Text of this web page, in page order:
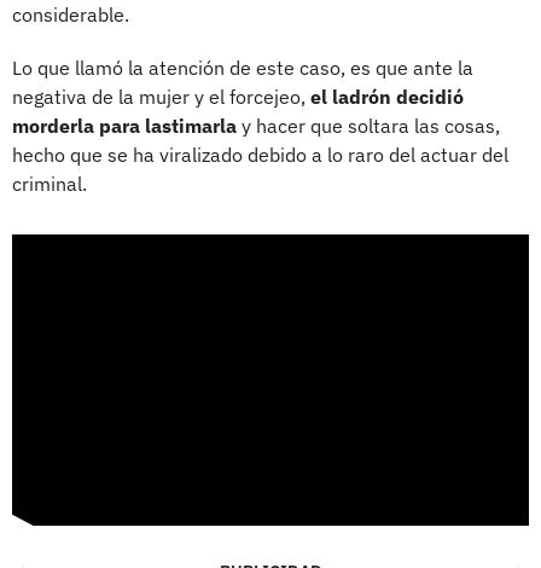
considerable.
Lo que llamó la atención de este caso, es que ante la
negativa de la mujer y el forcejeo, el ladrón decidió
morderla para lastimarla y hacer que soltara las cosas,
hecho que se ha viralizado debido a lo raro del actuar del
criminal.